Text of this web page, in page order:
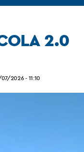
2.0
2026 - 11:10